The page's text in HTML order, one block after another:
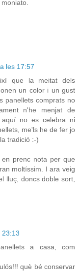
les 17:57
que la meitat dels
un color i un gust
panellets comprats no
n'he menjat de
no es celebra ni
me'ls he de fer jo
tradició :-)
en prenc nota per que
moltíssim. I ara veig
lluç, doncs doble sort,
23:13
a casa, com
què bé conservar